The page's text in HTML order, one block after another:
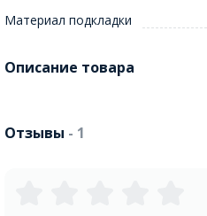
Материал подкладки
Описание товара
Отзывы - 1